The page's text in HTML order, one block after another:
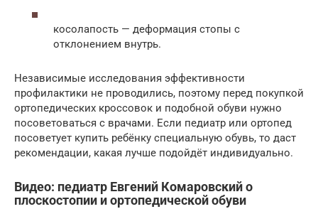
косолапость — деформация стопы с
отклонением внутрь.
Независимые исследования эффективности
профилактики не проводились, поэтому перед покупкой
ортопедических кроссовок и подобной обуви нужно
посоветоваться с врачами. Если педиатр или ортопед
посоветует купить ребёнку специальную обувь, то даст
рекомендации, какая лучше подойдёт индивидуально.
Видео: педиатр Евгений Комаровский о
плоскостопии и ортопедической обуви